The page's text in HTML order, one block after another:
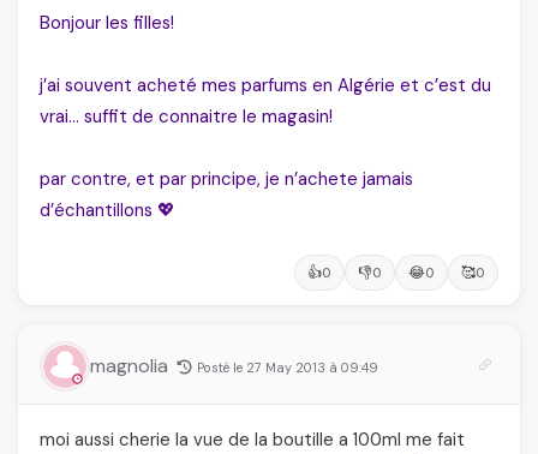
Bonjour les filles!
j’ai souvent acheté mes parfums en Algérie et c’est du
vrai… suffit de connaitre le magasin!
par contre, et par principe, je n’achete jamais
d’échantillons 💖
👍0 👎0 😂0 🥰0
magnolia Posté le 27 May 2013 à 09:49
moi aussi cherie la vue de la boutille a 100ml me fait